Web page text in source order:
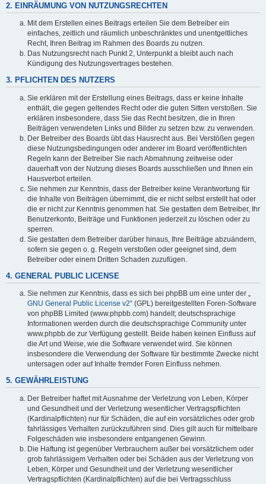
2. EINRÄUMUNG VON NUTZUNGSRECHTEN
Mit dem Erstellen eines Beitrags erteilen Sie dem Betreiber ein
einfaches, zeitlich und räumlich unbeschränktes und unentgeltliches
Recht, Ihren Beitrag im Rahmen des Boards zu nutzen.
Das Nutzungsrecht nach Punkt 2, Unterpunkt a bleibt auch nach
Kündigung des Nutzungsvertrages bestehen.
3. PFLICHTEN DES NUTZERS
Sie erklären mit der Erstellung eines Beitrags, dass er keine Inhalte
enthält, die gegen geltendes Recht oder die guten Sitten verstoßen. Sie
erklären insbesondere, dass Sie das Recht besitzen, die in Ihren
Beiträgen verwendeten Links und Bilder zu setzen bzw. zu verwenden.
Der Betreiber des Boards übt das Hausrecht aus. Bei Verstößen gegen
diese Nutzungsbedingungen oder anderer im Board veröffentlichten
Regeln kann der Betreiber Sie nach Abmahnung zeitweise oder
dauerhaft von der Nutzung dieses Boards ausschließen und Ihnen ein
Hausverbot erteilen.
Sie nehmen zur Kenntnis, dass der Betreiber keine Verantwortung für
die Inhalte von Beiträgen übernimmt, die er nicht selbst erstellt hat oder
die er nicht zur Kenntnis genommen hat. Sie gestatten dem Betreiber, Ihr
Benutzerkonto, Beiträge und Funktionen jederzeit zu löschen oder zu
sperren.
Sie gestatten dem Betreiber darüber hinaus, Ihre Beiträge abzuändern,
sofern sie gegen o. g. Regeln verstoßen oder geeignet sind, dem
Betreiber oder einem Dritten Schaden zuzufügen.
4. GENERAL PUBLIC LICENSE
Sie nehmen zur Kenntnis, dass es sich bei phpBB um eine unter der „
GNU General Public License v2“ (GPL) bereitgestellten Foren-Software
von phpBB Limited (www.phpbb.com) handelt; deutschsprachige
Informationen werden durch die deutschsprachige Community unter
www.phpbb.de zur Verfügung gestellt. Beide haben keinen Einfluss auf
die Art und Weise, wie die Software verwendet wird. Sie können
insbesondere die Verwendung der Software für bestimmte Zwecke nicht
untersagen oder auf Inhalte fremder Foren Einfluss nehmen.
5. GEWÄHRLEISTUNG
Der Betreiber haftet mit Ausnahme der Verletzung von Leben, Körper
und Gesundheit und der Verletzung wesentlicher Vertragspflichten
(Kardinalpflichten) nur für Schäden, die auf ein vorsätzliches oder grob
fahrlässiges Verhalten zurückzuführen sind. Dies gilt auch für mittelbare
Folgeschäden wie insbesondere entgangenen Gewinn.
Die Haftung ist gegenüber Verbrauchern außer bei vorsätzlichem oder
grob fahrlässigem Verhalten oder bei Schäden aus der Verletzung von
Leben, Körper und Gesundheit und der Verletzung wesentlicher
Vertragspflichten (Kardinalpflichten) auf die bei Vertragsschluss